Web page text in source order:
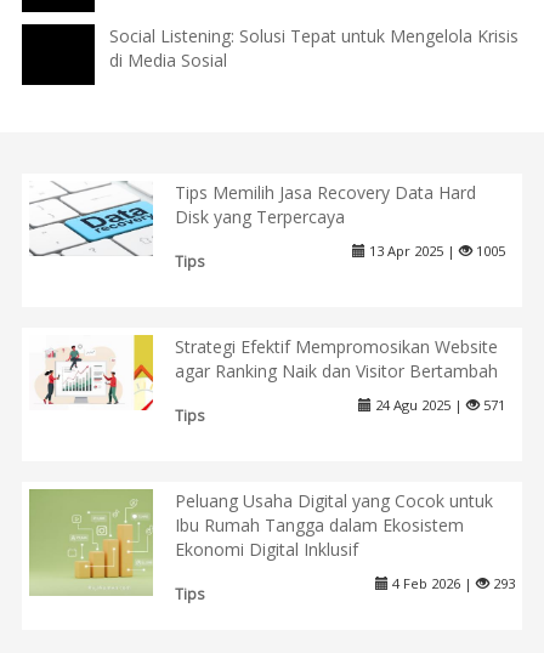
Social Listening: Solusi Tepat untuk Mengelola Krisis
di Media Sosial
Tips Memilih Jasa Recovery Data Hard
Disk yang Terpercaya
Tips
13 Apr 2025 | 1005
Strategi Efektif Mempromosikan Website
agar Ranking Naik dan Visitor Bertambah
Tips
24 Agu 2025 | 571
Peluang Usaha Digital yang Cocok untuk
Ibu Rumah Tangga dalam Ekosistem
Ekonomi Digital Inklusif
Tips
4 Feb 2026 | 293